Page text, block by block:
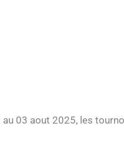
03 aout 2025, les